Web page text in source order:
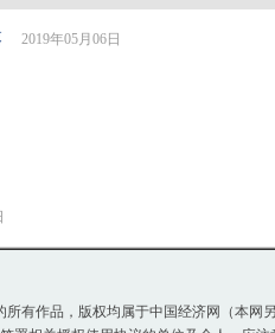
2019年05月06日
有作品，版权均属于中国经济网（本网